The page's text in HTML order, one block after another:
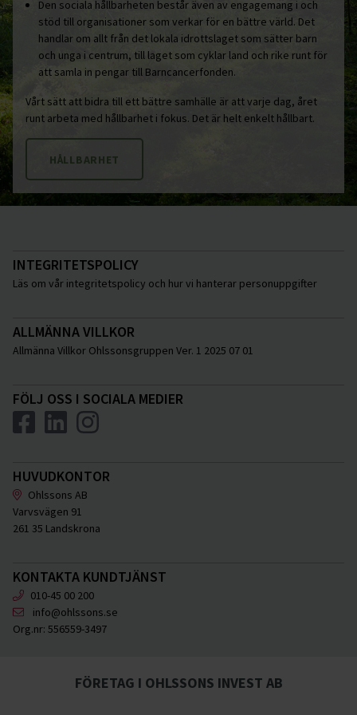
Den sociala hållbarheten består även av engagemang i och
stöd till organisationer som verkar för en bättre värld. Det
handlar om allt från det lokala idrottslaget som sätter barn
och unga i centrum, till laget som cyklar land och rike runt för
att samla in pengar till Barncancerfonden.
Vårt sätt att bidra till ett bättre samhälle är att varje dag, året
runt arbeta med hållbarhet i fokus. Det är helt enkelt hållbart.
HÅLLBARHET
INTEGRITETSPOLICY
Läs om vår integritetspolicy och hur vi hanterar personuppgifter
ALLMÄNNA VILLKOR
Allmänna Villkor Ohlssonsgruppen Ver. 1 2025 07 01
FÖLJ OSS I SOCIALA MEDIER
HUVUDKONTOR
Ohlssons AB
Varvsvägen 91
261 35 Landskrona
KONTAKTA KUNDTJÄNST
010-45 00 200
info@ohlssons.se
Org.nr: 556559-3497
FÖRETAG I OHLSSONS INVEST AB